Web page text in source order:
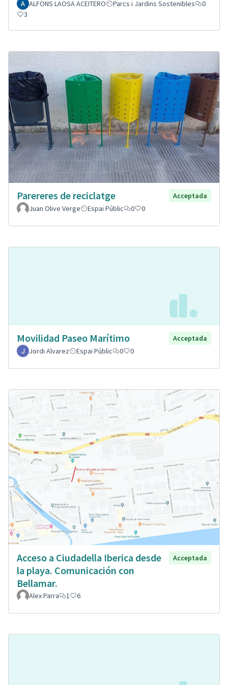
ALFONS LAOSA ACEITERO Parcs i Jardins Sostenibles
0
3
Parereres de reciclatge
Acceptada
Juan Olive Verge
Espai Públic 0 0
Movilidad Paseo Marítimo
Acceptada
Jordi Alvarez
Espai Públic 0 0
Acceso a Ciudadella Iberica desde
la playa. Comunicación con
Bellamar.
Acceptada
Alex Parra 1 6